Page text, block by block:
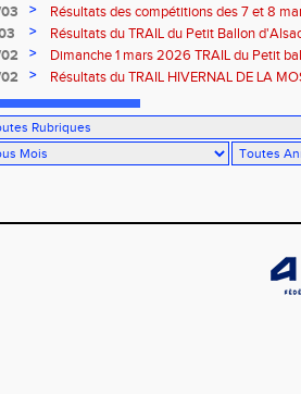
>
Résultats des compétitions des 7 et 8
>
Résultats du TRAIL du Petit Ballon
Rouffach-68
>
Dimanche 1 mars 2026 TRAIL du Petit
ROUFFACH 68
>
Résultats du TRAIL HIVERNAL DE LA